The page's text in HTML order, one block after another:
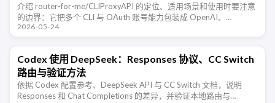
介绍 router-for-me/CLIProxyAPI 的定位、适用场景和使用时要注意
的边界：它把多个 CLI 与 OAuth 账号能力包装成 OpenAI、
Gemini、Claude、Codex …
2026-05-24
Codex 使用 DeepSeek：Responses 协议、CC Switch
路由与验证方法
依据 Codex 配置参考、DeepSeek API 与 CC Switch 文档，说明
Responses 和 Chat Completions 的差异，并验证本地路由与